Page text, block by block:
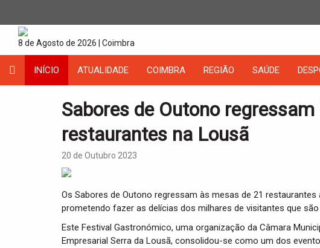
8 de Agosto de 2026 | Coimbra
INÍCIO ATUALIDADE COIMBRA REGIÃO SAÚDE
Sabores de Outono
restaurantes na Lousã
20 de Outubro 2023
Os Sabores de Outono regressam às mesas de 21
prometendo fazer as delícias dos milhares de visitantes que
Este Festival Gastronómico, uma organização da Câmara
Empresarial Serra da Lousã, consolidou-se como um dos